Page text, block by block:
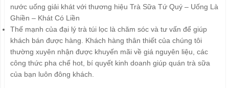
nước uống giải khát với thương hiệu Trà Sữa Tứ Quý – Uống Là
Ghiền – Khát Có Liền
Thế mạnh của đại lý trà túi lọc là chăm sóc và tư vấn để giúp
khách bán được hàng. Khách hàng thân thiết của chúng tôi
thường xuyên nhận được khuyến mãi về giá nguyên liệu, các
công thức pha chế hot, bí quyết kinh doanh giúp quán trà sữa
của bạn luôn đông khách.